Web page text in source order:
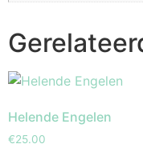
Helende Engelen
€25.00